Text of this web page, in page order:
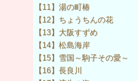
【11】湯の町椿
【12】ちょうちんの花
【13】大阪すずめ
【14】松島海岸
【15】雪国～駒子その愛～
【16】長良川